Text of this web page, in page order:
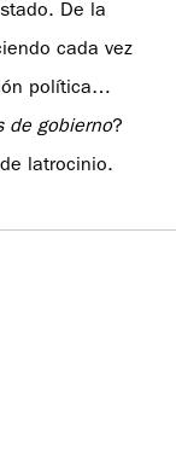
De la
cada vez
política…
de gobierno?
latrocinio.